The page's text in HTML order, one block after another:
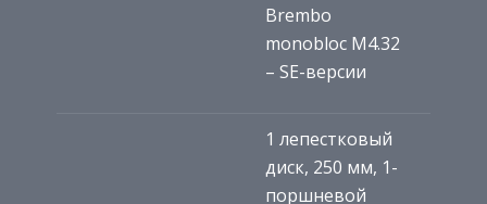
Brembo
monobloc M4.32
– SE-версии
1 лепестковый
диск, 250 мм, 1-
поршневой